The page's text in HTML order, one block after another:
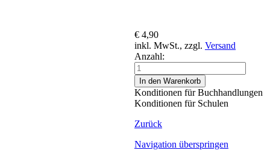
€ 4,90
inkl. MwSt., zzgl. Versand
Anzahl:
In den Warenkorb
Konditionen für Buchhandlungen
Konditionen für Schulen
Zurück
Navigation überspringen